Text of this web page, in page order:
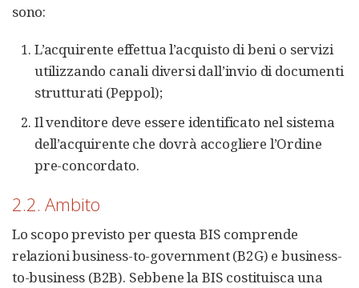
sono:
L’acquirente effettua l’acquisto di beni o servizi
utilizzando canali diversi dall’invio di documenti
strutturati (Peppol);
Il venditore deve essere identificato nel sistema
dell’acquirente che dovrà accogliere l’Ordine
pre-concordato.
2.2. Ambito
Lo scopo previsto per questa BIS comprende
relazioni business-to-government (B2G) e business-
to-business (B2B). Sebbene la BIS costituisca una